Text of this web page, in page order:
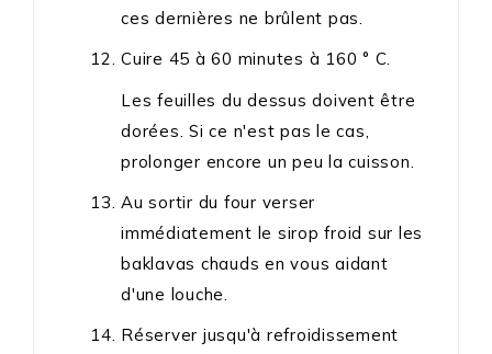
ces dernières ne brûlent pas.
Cuire 45 à 60 minutes à 160 ° C.
Les feuilles du dessus doivent être
dorées. Si ce n'est pas le cas,
prolonger encore un peu la cuisson.
Au sortir du four verser
immédiatement le sirop froid sur les
baklavas chauds en vous aidant
d'une louche.
Réserver jusqu'à refroidissement